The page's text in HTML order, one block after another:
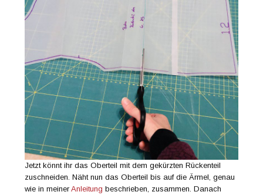
Jetzt könnt ihr das Oberteil mit dem gekürzten Rückenteil
zuschneiden. Näht nun das Oberteil bis auf die Ärmel, genau
wie in meinerAnleitung beschrieben, zusammen. Danach